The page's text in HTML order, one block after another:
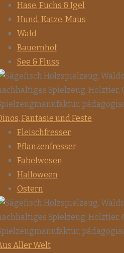
Hase, Fuchs & Igel
Hund, Katze, Maus
Wald
Bauernhof
See & Fluss
Fantasie und Feste
Fleischfresser
Pflanzenfresser
Fabelwesen
Halloween
Ostern
Aller Welt